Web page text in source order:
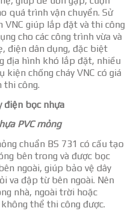
quá trình vận chuyển. Sử
VNC giúp lắp đặt và thi công
cho các công trình vừa và
điện dân dụng, đặc biệt
địa hình khó lắp đặt, nhiều
kiện chống cháy VNC có giá
thi công.
điện bọc nhựa
PVC mỏng
chuẩn BS 731 có cấu tạo
bên trong và được bọc
ngoài, giúp bảo vệ dây
va đập từ bên ngoài. Nên
nhà, ngoài trời hoặc
thể thi công được.